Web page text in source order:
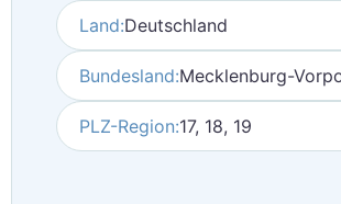
Land:Deutschland
Bundesland:Mecklenburg-
PLZ-Region:17, 18, 19